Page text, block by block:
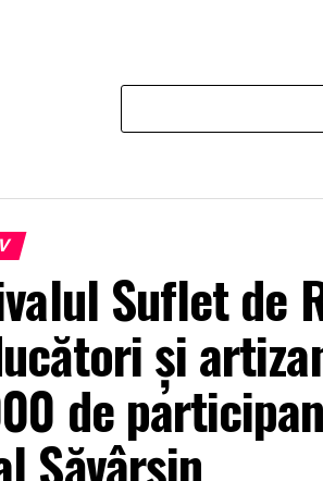
Suflet de
și
de
Săvârșin